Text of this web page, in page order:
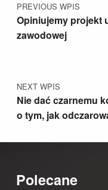
PREVIOUS WPIS
Opiniujemy projekt
zawodowej
NEXT WPIS
Nie dać czarnemu
o tym, jak
Polecane